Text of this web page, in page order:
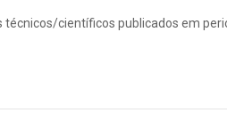
científicos publicados em